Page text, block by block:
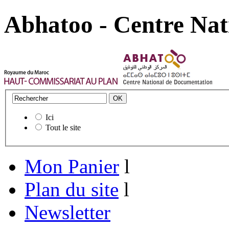
Abhatoo - Centre
Ici
Tout le site
Mon Panier l
Plan du site l
Newsletter